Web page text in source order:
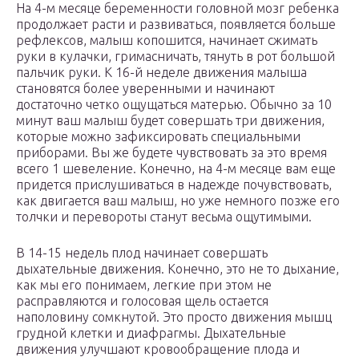
На 4-м месяце беременности головной мозг ребенка
продолжает расти и развиваться, появляется больше
рефлексов, малыш копошится, начинает сжимать
руки в кулачки, гримасничать, тянуть в рот большой
пальчик руки. К 16-й неделе движения малыша
становятся более уверенными и начинают
достаточно четко ощущаться матерью. Обычно за 10
минут ваш малыш будет совершать три движения,
которые можно зафиксировать специальными
приборами. Вы же будете чувствовать за это время
всего 1 шевеление. Конечно, на 4-м месяце вам еще
придется прислушиваться в надежде почувствовать,
как двигается ваш малыш, но уже немного позже его
толчки и перевороты станут весьма ощутимыми.
В 14-15 недель плод начинает совершать
дыхательные движения. Конечно, это не то дыхание,
как мы его понимаем, легкие при этом не
расправляются и голосовая щель остается
наполовину сомкнутой. Это просто движения мышц
грудной клетки и диафрагмы. Дыхательные
движения улучшают кровообращение плода и